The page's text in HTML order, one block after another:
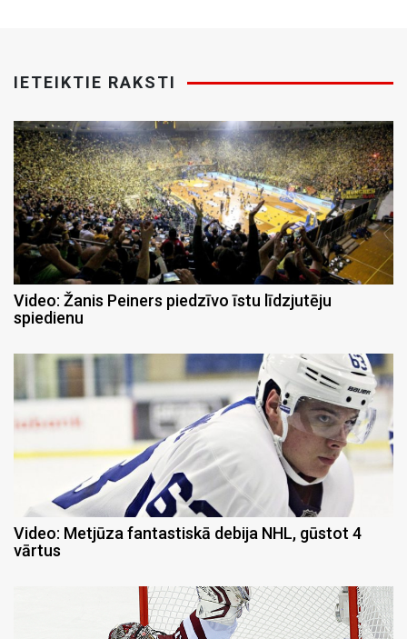
IETEIKTIE RAKSTI
Video: Žanis Peiners piedzīvo īstu līdzjutēju
spiedienu
Video: Metjūza fantastiskā debija NHL, gūstot 4
vārtus